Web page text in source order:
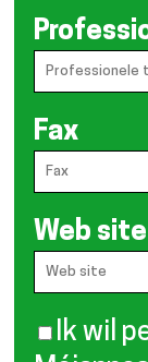
Fax
Web site
Ik wil